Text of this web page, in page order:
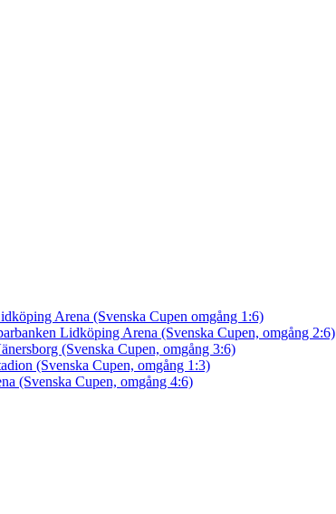
Arena (Svenska Cupen omgång 1:6)
Lidköping Arena (Svenska Cupen, omgång 2:6)
(Svenska Cupen, omgång 3:6)
(Svenska Cupen, omgång 1:3)
(Svenska Cupen, omgång 4:6)